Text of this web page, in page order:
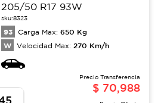
205/50 R17 93W
sku:8323
93 Carga Max: 650 Kg
W Velocidad Max: 270 Km/h
Precio Transferencia
$ 70,988